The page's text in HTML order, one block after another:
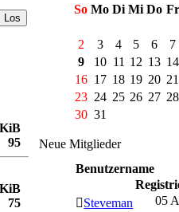
95
75
So Mo Di Mi Do Fr
2 3 4 5 6
7
9
10 11 12 13 14
16 17 18 19 20 21
23 24 25 26 27 28
30 31
Neue Mitglieder
Benutzername
Steveman
05